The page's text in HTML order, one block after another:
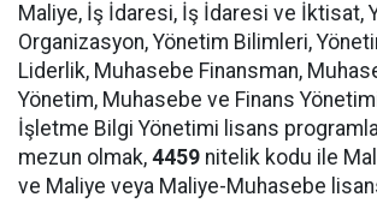
Maliye, İş İdaresi, İş İdaresi ve İktisat,
Organizasyon, Yönetim Bilimleri,
Liderlik, Muhasebe Finansman,
Yönetim, Muhasebe ve Finans
İşletme Bilgi Yönetimi lisans
mezun olmak, 4459 nitelik kodu ile
ve Maliye veya Maliye-Muhasebe